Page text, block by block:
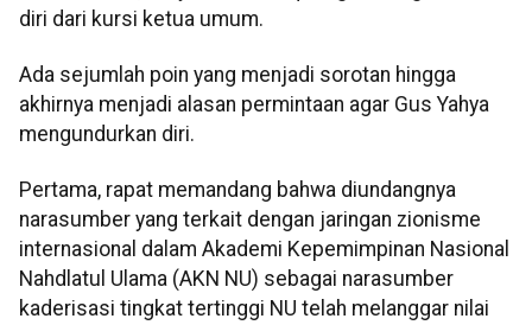
diri dari kursi ketua umum.
Ada sejumlah poin yang menjadi sorotan hingga
akhirnya menjadi alasan permintaan agar Gus Yahya
mengundurkan diri.
Pertama, rapat memandang bahwa diundangnya
narasumber yang terkait dengan jaringan zionisme
internasional dalam Akademi Kepemimpinan Nasional
Nahdlatul Ulama (AKN NU) sebagai narasumber
kaderisasi tingkat tertinggi NU telah melanggar nilai